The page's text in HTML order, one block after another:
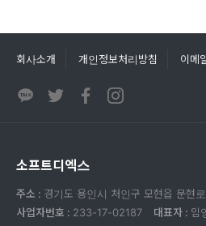
회사소개 개인정보처리방침 이메
소프트디엑스
주소 : 경기도 용인시 처인구 모현읍 문현
사업자번호 : 233-17-02187 대표자 : 임